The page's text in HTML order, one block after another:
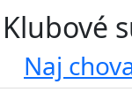
Klubové
Naj